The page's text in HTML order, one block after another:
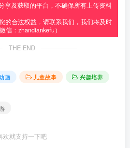
享及获取的平台，不确保所有上传资料
的合法权益，请联系我们，我们将及时
信：zhandiankefu）
THE END
画 儿童故事
兴趣培养
欢就支持一下吧